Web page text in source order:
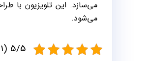
می‌سازد. این تلویزیون با
می‌شود.
5/5 (1 امتیاز)